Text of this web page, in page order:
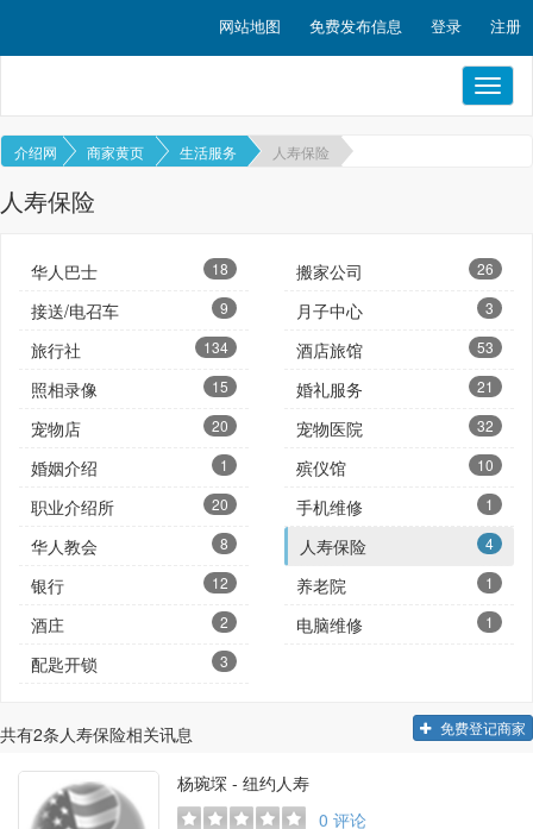
网站地图 免费发布信息 登录 注册
介绍网 商家黄页 生活服务 人寿保险
人寿保险
华人巴士 18 搬家公司 26
接送/电召车 9 月子中心 3
旅行社 134 酒店旅馆 53
照相录像 15 婚礼服务 21
宠物店 20 宠物医院 32
婚姻介绍 1 殡仪馆 10
职业介绍所 20 手机维修 1
华人教会 8 人寿保险 4
银行 12 养老院 1
酒庄 2 电脑维修 1
配匙开锁 3
共有2条人寿保险相关讯息 免费登记商家
杨琬堔 - 纽约人寿
0 评论